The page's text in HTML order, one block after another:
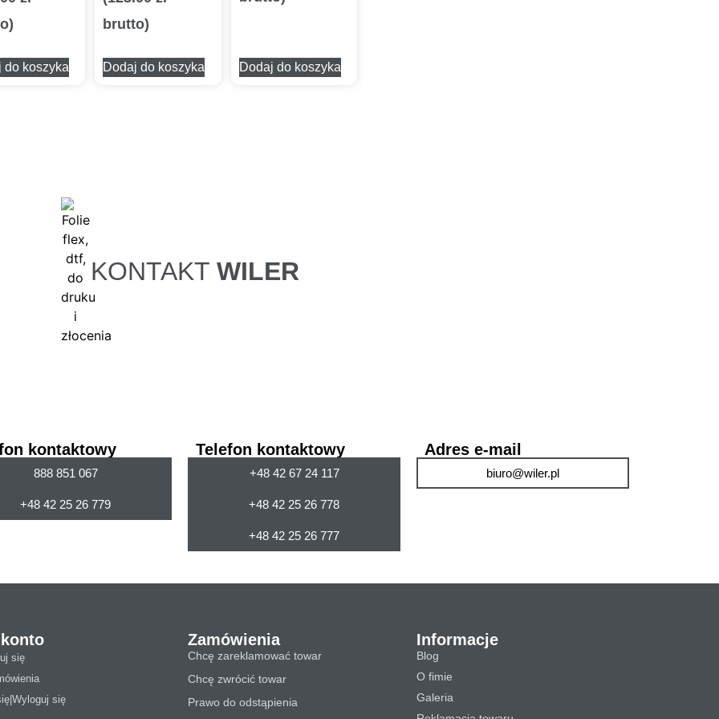
do koszyka
brutto)
Dodaj do koszyka Dodaj do koszyka
KONTAKT WILER
kontaktowy
888 851 067
+48 42 25 26 779
Telefon kontaktowy
+48 42 67 24 117
+48 42 25 26 778
+48 42 25 26 777
Adres e-mail
biuro@wiler.pl
się
się
Zamówienia
Chcę zareklamować towar
Chcę zwrócić towar
Prawo do odstąpienia
Informacje
Blog
O fimie
Galeria